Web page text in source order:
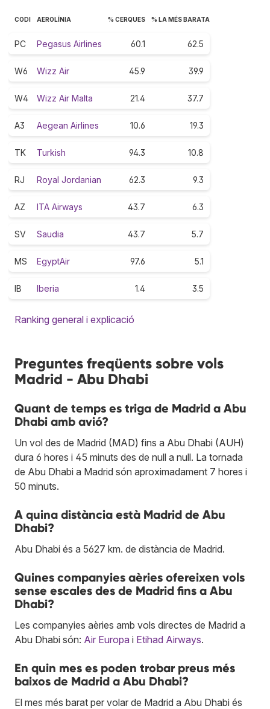
CODI AEROLÍNIA % CERQUES % LA MÉS BARATA
PC Pegasus Airlines 60.1 62.5
W6 Wizz Air 45.9 39.9
W4 Wizz Air Malta 21.4 37.7
A3 Aegean Airlines 10.6 19.3
TK Turkish 94.3 10.8
RJ Royal Jordanian 62.3 9.3
AZ ITA Airways 43.7 6.3
SV Saudia 43.7 5.7
MS EgyptAir 97.6 5.1
IB Iberia 1.4 3.5
Ranking general i explicació
Preguntes freqüents sobre vols
Madrid - Abu Dhabi
Quant de temps es triga de Madrid a Abu
Dhabi amb avió?
Un vol des de Madrid (MAD) fins a Abu Dhabi (AUH)
dura 6 hores i 45 minuts des de null a null. La tornada
de Abu Dhabi a Madrid són aproximadament 7 hores i
50 minuts.
A quina distància està Madrid de Abu
Dhabi?
Abu Dhabi és a 5627 km. de distància de Madrid.
Quines companyies aèries ofereixen vols
sense escales des de Madrid fins a Abu
Dhabi?
Les companyies aèries amb vols directes de Madrid a
Abu Dhabi són: Air Europa i Etihad Airways.
En quin mes es poden trobar preus més
baixos de Madrid a Abu Dhabi?
El mes més barat per volar de Madrid a Abu Dhabi és